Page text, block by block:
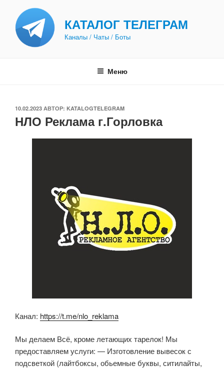
содержимому
КАТАЛОГ ТЕЛЕГРАМ
Каналы / Чаты / Боты
Меню
ОПУБЛИКОВАНО
10.02.2023 АВТОР: KATALOGTELEGRAM
НЛО Реклама г.Горловка
Канал: https://t.me/nlo_reklama
Мы делаем Всё, кроме летающих тарелок! Мы
предоставляем услуги: — Изготовление вывесок с
подсветкой (лайтбоксы, обьемные буквы, ситилайты,